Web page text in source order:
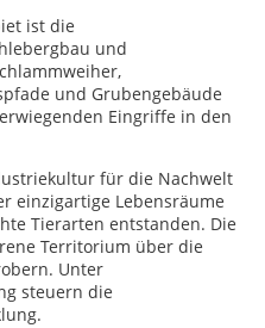
ist die
und
und Grubengebäude
Eingriffe in den
für die Nachwelt
einzigartige Lebensräume
Tierarten entstanden. Die
Territorium über die
Unter
steuern die